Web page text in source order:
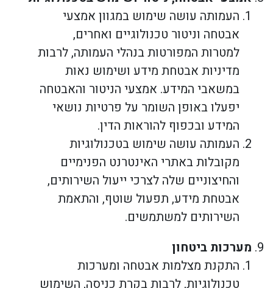
העמותה עושה שימוש במגוון אמצעי
אבטחה וניטור טכנולוגיים ואחרים,
למטרות המפורטות בנהלי העמותה, לרבות
מדיניות אבטחת מידע ושימוש נאות
במשאבי המידע. אמצעי הניטור והאבטחה
יפעלו באופן השומר על פרטיות נושאי
המידע ובכפוף להוראות הדין.
העמותה עושה שימוש בטכנולוגיות
מקובלות באתרי האינטרנט הפנימיים
והחיצוניים שלה לצרכי ייעול השירותים,
אבטחת מידע, תפעול שוטף, והתאמת
השירותים למשתמשים.
מערכות ביטחון
התקנת מצלמות אבטחה ומערכות
טכנולוגיות, לרבות בקרת כניסה, השימוש